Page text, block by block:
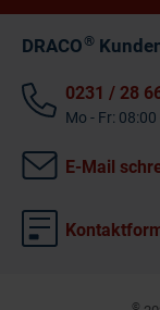
DRACO®
0231 / 28
Mo - Fr:
E-Mail
©